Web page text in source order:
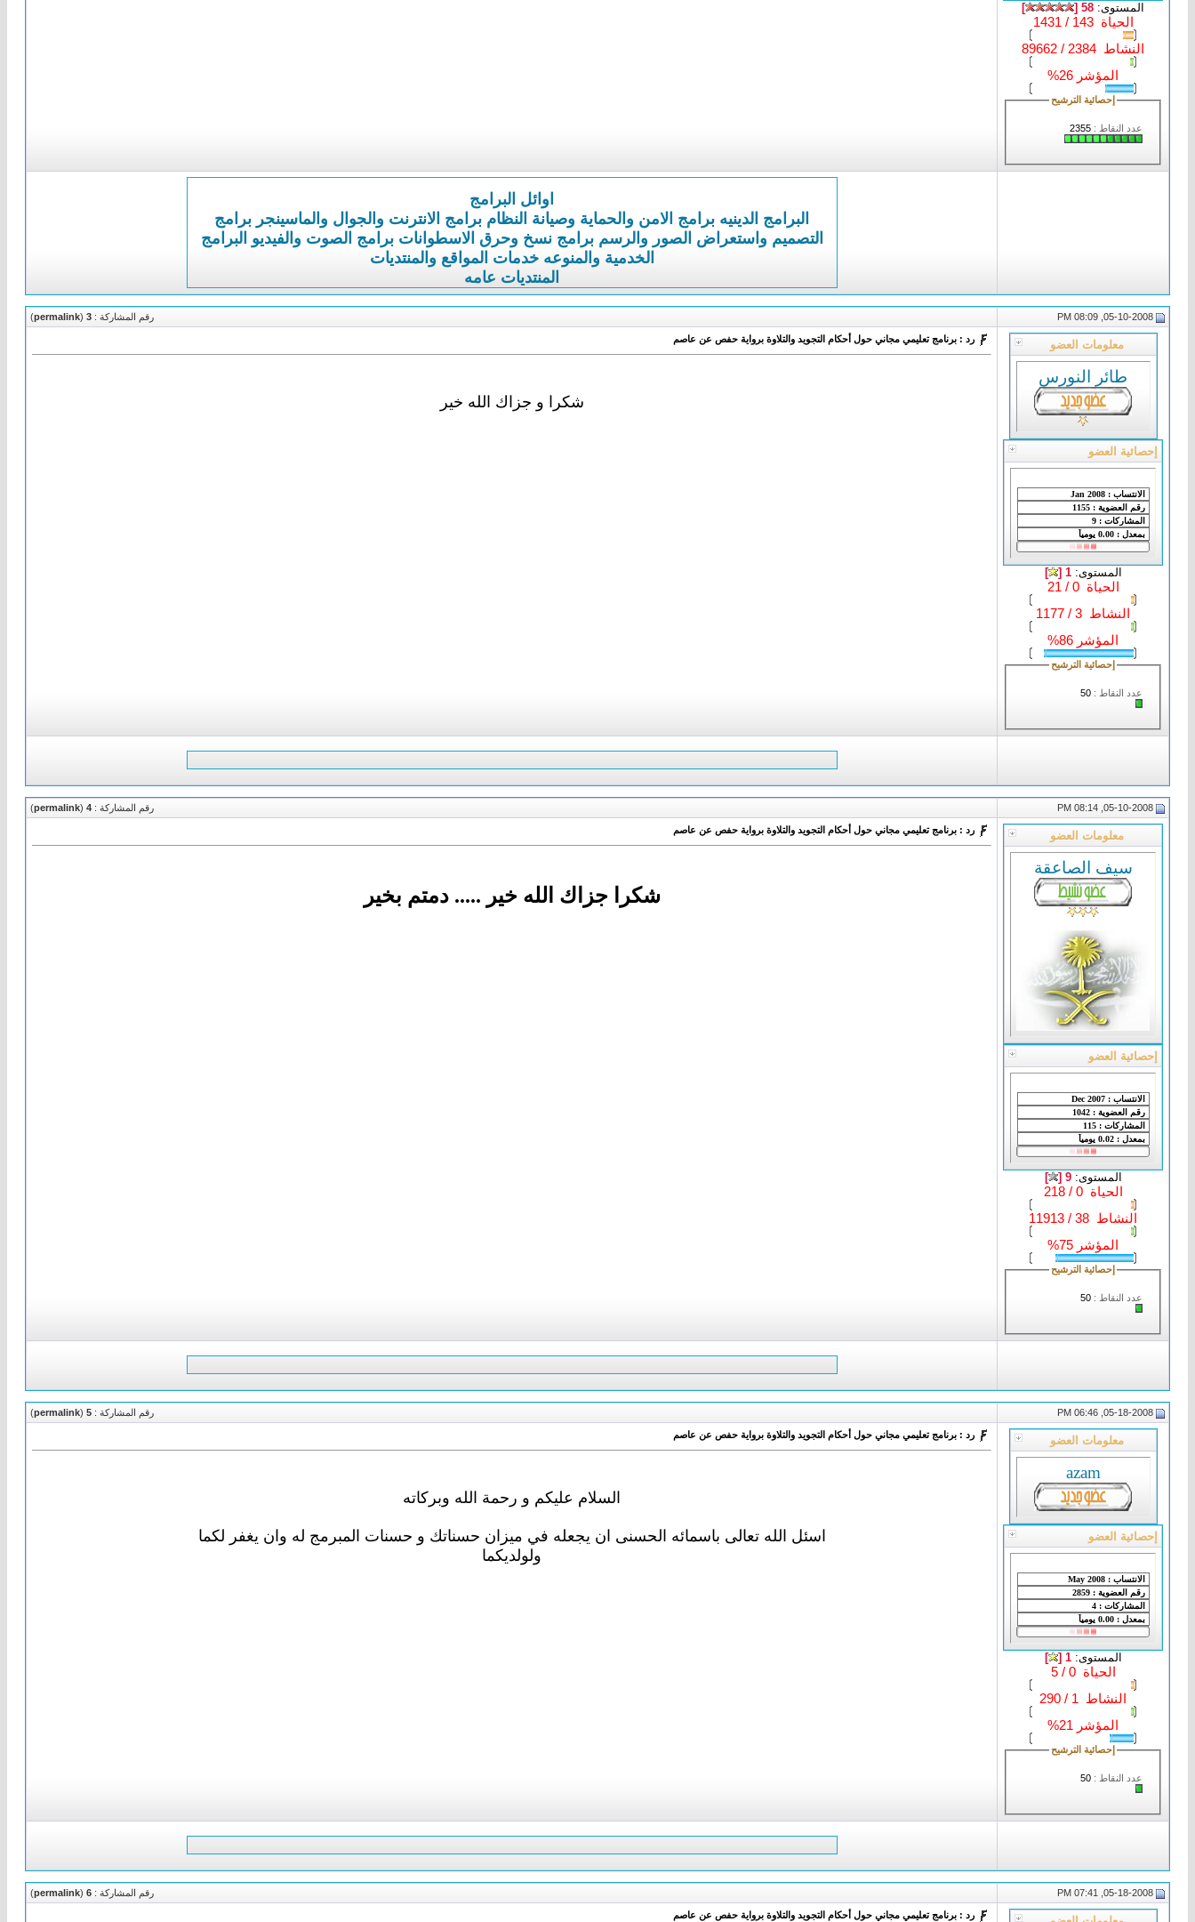
المستوى: 58 [
]
الحياة 143 / 1431
النشاط 2384 / 89662
المؤشر 26%
إحصائية الترشيح
عدد النقاط :2355
اوائل البرامج
البرامج الدينيه برامج الامن والحماية وصيانة النظام برامج الانترنت والجوال والماسينجر برامج
التصميم واستعراض الصور والرسم برامج نسخ وحرق الاسطوانات برامج الصوت والفيديو البرامج
الخدمية والمنوعه خدمات المواقع والمنتديات
المنتديات عامه
رقم المشاركة : 3
(
permalink
)
معلومات العضو
طائر النورس
إحصائية العضو
المستوى:1 [
]
الحياة 0 / 21
النشاط 3 / 1177
المؤشر 86%
إحصائية الترشيح
عدد النقاط :50
رد : برنامج تعليمي مجاني حول أحكام التجويد والتلاوة برواية حفص عن عاصم
شكرا و جزاك الله خير
رقم المشاركة : 4
(
permalink
)
معلومات العضو
سيف الصاعقة
إحصائية العضو
المستوى:9 [
]
الحياة 0 / 218
النشاط 38 / 11913
المؤشر 75%
إحصائية الترشيح
عدد النقاط :50
رد : برنامج تعليمي مجاني حول أحكام التجويد والتلاوة برواية حفص عن عاصم
شكرا جزاك الله خير ..... دمتم بخير
رقم المشاركة : 5
(
permalink
)
معلومات العضو
azam
إحصائية العضو
المستوى:1 [
]
الحياة 0 / 5
النشاط 1 / 290
المؤشر 21%
إحصائية الترشيح
عدد النقاط :50
رد : برنامج تعليمي مجاني حول أحكام التجويد والتلاوة برواية حفص عن عاصم
السلام عليكم و رحمة الله وبركاته
اسئل الله تعالى باسمائه الحسنى ان يجعله في ميزان حسناتك و حسنات المبرمج له وان يغفر لكما
ولولديكما
رقم المشاركة : 6
(
permalink
)
رد : برنامج تعليمي مجاني حول أحكام التجويد والتلاوة برواية حفص عن عاصم